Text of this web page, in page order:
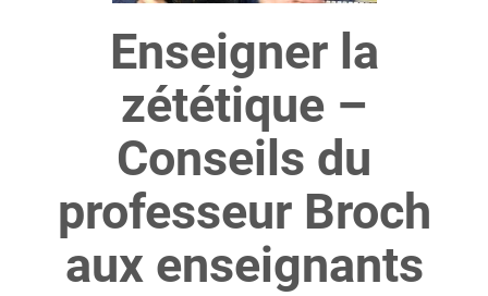
Enseigner la
zététique –
Conseils du
professeur Broch
aux enseignants